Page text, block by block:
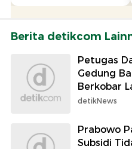
Berita detikcom
Petugas
Gedung
Berkobar
detikNews
Prabowo
Subsidi